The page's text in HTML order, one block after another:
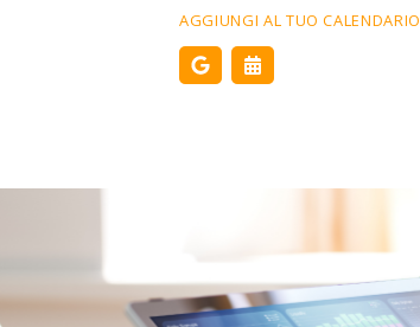
AGGIUNGI AL TUO CALENDARIO